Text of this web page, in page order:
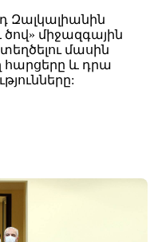
Զալկալիանին
միջազգային
մասին
հարցերը և դրա